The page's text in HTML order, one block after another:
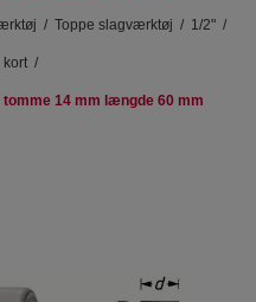
/ Toppe slagværktøj / 1/2" /
kort /
14 mm længde 60 mm